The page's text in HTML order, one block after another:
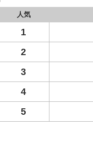
人気
1
2
3
4
5